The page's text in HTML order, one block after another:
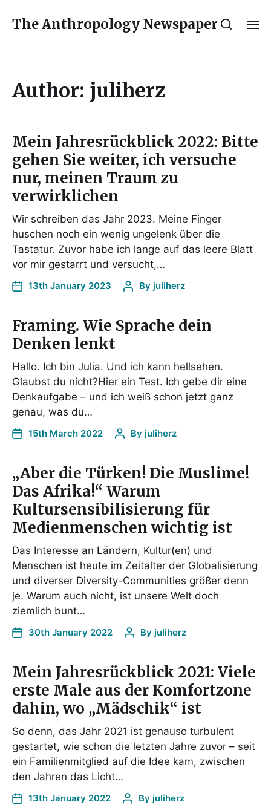
The Anthropology Newspaper
Author: juliherz
Mein Jahresrückblick 2022: Bitte
gehen Sie weiter, ich versuche
nur, meinen Traum zu
verwirklichen
Wir schreiben das Jahr 2023. Meine Finger
huschen noch ein wenig ungelenk über die
Tastatur. Zuvor habe ich lange auf das leere Blatt
vor mir gestarrt und versucht,…
13th January 2023 By juliherz
Framing. Wie Sprache dein
Denken lenkt
Hallo. Ich bin Julia. Und ich kann hellsehen.
Glaubst du nicht?Hier ein Test. Ich gebe dir eine
Denkaufgabe – und ich weiß schon jetzt ganz
genau, was du…
15th March 2022 By juliherz
„Aber die Türken! Die Muslime!
Das Afrika!“ Warum
Kultursensibilisierung für
Medienmenschen wichtig ist
Das Interesse an Ländern, Kultur(en) und
Menschen ist heute im Zeitalter der Globalisierung
und diverser Diversity-Communities größer denn
je. Warum auch nicht, ist unsere Welt doch
ziemlich bunt…
30th January 2022 By juliherz
Mein Jahresrückblick 2021: Viele
erste Male aus der Komfortzone
dahin, wo „Mädschik“ ist
So denn, das Jahr 2021 ist genauso turbulent
gestartet, wie schon die letzten Jahre zuvor – seit
ein Familienmitglied auf die Idee kam, zwischen
den Jahren das Licht…
13th January 2022 By juliherz